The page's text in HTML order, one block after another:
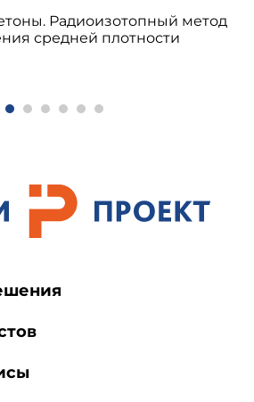
Радиоизотопный метод
средней плотности